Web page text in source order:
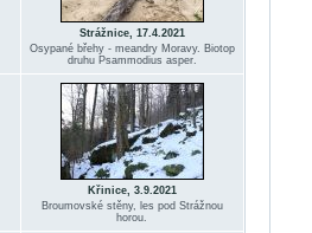
Strážnice, 17.4.2021
Osypané břehy - meandry Moravy. Biotop
druhu Psammodius asper.
Křinice, 3.9.2021
Broumovské stěny, les pod Strážnou
horou.